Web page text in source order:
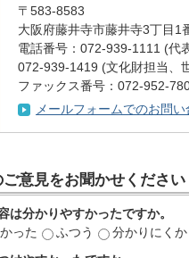
〒583-8583
大阪府藤井寺市藤井寺3丁目1
電話番号：072-939-1111 (代
072-939-1419 (文化財担当、
ファックス番号：072-952-
メールフォームでのお問
意見をお聞かせください
は分かりやすかったですか。
った
ふつう
分かりにくか